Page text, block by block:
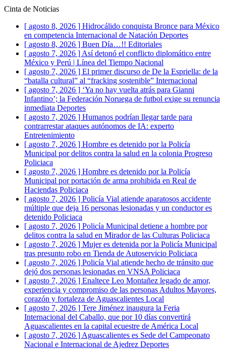
Cinta de Noticias
[ agosto 8, 2026 ] Hidrocálido conquista Bronce para México
en competencia Internacional de Natación Deportes
[ agosto 8, 2026 ] Buen Día…!! Editoriales
[ agosto 7, 2026 ] Así detonó el conflicto diplomático entre
México y Perú | Línea del Tiempo Nacional
[ agosto 7, 2026 ] El primer discurso de De la Espriella: de la
“batalla cultural” al “fracking sostenible” Internacional
[ agosto 7, 2026 ] ‘Ya no hay vuelta atrás para Gianni
Infantino’; la Federación Noruega de futbol exige su renuncia
inmediata Deportes
[ agosto 7, 2026 ] Humanos podrían llegar tarde para
contrarrestar ataques autónomos de IA: experto
Entretenimiento
[ agosto 7, 2026 ] Hombre es detenido por la Policía
Municipal por delitos contra la salud en la colonia Progreso
Policiaca
[ agosto 7, 2026 ] Hombre es detenido por la Policía
Municipal por portación de arma prohibida en Real de
Haciendas Policiaca
[ agosto 7, 2026 ] Policía Vial atiende aparatosos accidente
múltiple que deja 16 personas lesionadas y un conductor es
detenido Policiaca
[ agosto 7, 2026 ] Policía Municipal detiene a hombre por
delitos contra la salud en Mirador de las Culturas Policiaca
[ agosto 7, 2026 ] Mujer es detenida por la Policía Municipal
tras presunto robo en Tienda de Autoservicio Policiaca
[ agosto 7, 2026 ] Policía Vial atiende hecho de tránsito que
dejó dos personas lesionadas en VNSA Policiaca
[ agosto 7, 2026 ] Enaltece Leo Montañez legado de amor,
experiencia y compromiso de las personas Adultos Mayores,
corazón y fortaleza de Aguascalientes Local
[ agosto 7, 2026 ] Tere Jiménez inaugura la Feria
Internacional del Caballo, que por 10 días convertirá
Aguascalientes en la capital ecuestre de América Local
[ agosto 7, 2026 ] Aguascalientes es Sede del Campeonato
Nacional e Internacional de Ajedrez Deportes